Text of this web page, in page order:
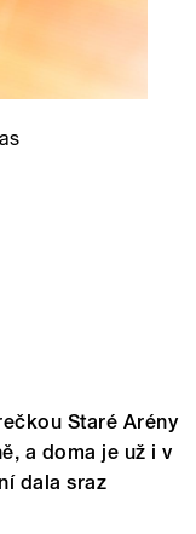
Staré Arény
a doma je už i v
dala sraz